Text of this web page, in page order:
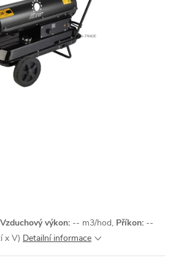
Vzduchový výkon: -- m3/hod, Příkon: --
x V) Detailní informace